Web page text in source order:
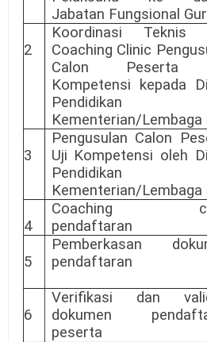
Jabatan Fungsional
2
Koordinasi Teknis
Coaching Clinic
Calon Peserta
Kompetensi kepada
Pendidikan
Kementerian/Lembaga
3
Pengusulan Calon
Uji Kompetensi oleh
Pendidikan
Kementerian/Lembaga
4
Coaching
pendaftaran
5
Pemberkasan
pendaftaran
6
Verifikasi dan
dokumen
peserta